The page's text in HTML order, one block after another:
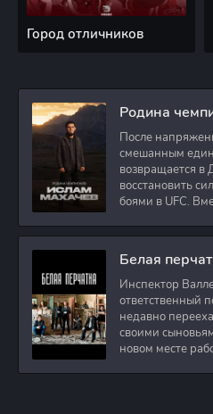
Город отличников
Родина
После
смешанным
возвращается в
восстановить
боями в UFC.
Белая
Инспектор
ответственный
недавно
своими
новом месте